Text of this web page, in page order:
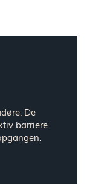
De
barriere